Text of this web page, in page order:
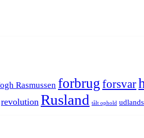
Rasmussen forbrugforsvar
revolution Rusland tålt ophold